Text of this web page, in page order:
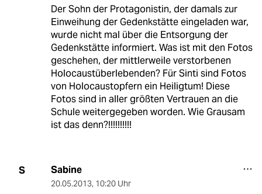
Der Sohn der Protagonistin, der damals zur
Einweihung der Gedenkstätte eingeladen war,
wurde nicht mal über die Entsorgung der
Gedenkstätte informiert. Was ist mit den Fotos
geschehen, der mittlerweile verstorbenen
Holocaustüberlebenden? Für Sinti sind Fotos
von Holocaustopfern ein Heiligtum! Diese
Fotos sind in aller größten Vertrauen an die
Schule weitergegeben worden. Wie Grausam
ist das denn?!!!!!!!!!!
S Sabine
20.05.2013, 10:20 Uhr